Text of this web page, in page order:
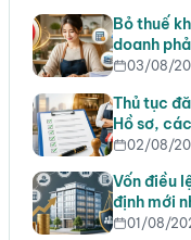
Bỏ thuế
doanh
03/08/
Thủ tục
Hồ sơ,
02/08/
Vốn điều
định mới
01/08/